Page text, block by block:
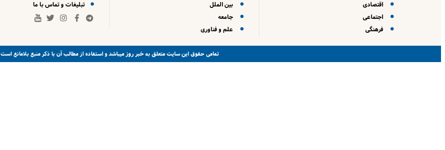
اقتصادی
اجتماعی
فرهنگی
بین الملل
جامعه
علم و فناوری
تبلیغات و تماس با ما
تمامی حقوق این سایت متعلق بهخبر روزمیباشد و استفاده از مطالب آن با ذکر منبع بلامانع است